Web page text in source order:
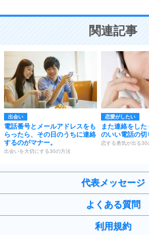
ことが大切。
関連記事
出会い
電話番号とメールアドレスをも
らったら、その日のうちに連絡
するのがマナー。
出会いを大切にする30の方法
恋愛がしたい
また連絡をし
のいい電話の切
恋する勇気が出る30
代表メッセージ
よくある質問
利用規約